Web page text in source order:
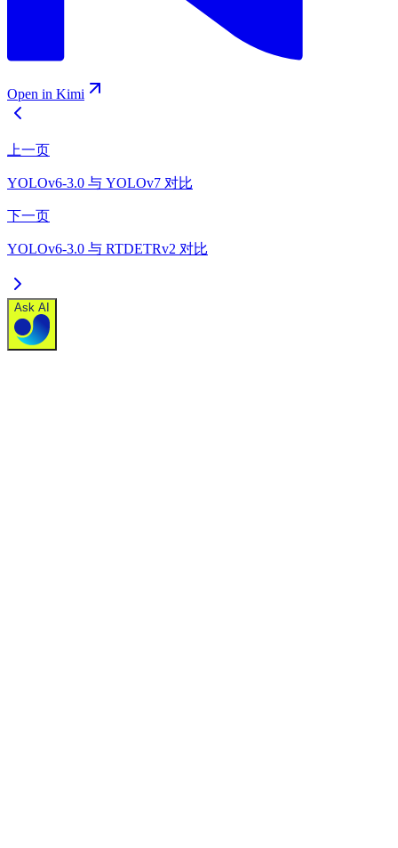
Open in Kimi
上一页
YOLOv6-3.0 与 YOLOv7 对比
下一页
YOLOv6-3.0 与 RTDETRv2 对比
Ask AI